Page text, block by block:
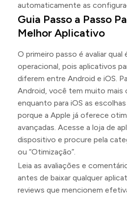
automaticamente as
Guia Passo a Passo
Melhor Aplicativo
O primeiro passo é avaliar qual
operacional, pois aplicativos
diferem entre Android e iOS.
Android, você tem muito mais
enquanto para iOS as
porque a Apple já oferece
avançadas. Acesse a loja de
dispositivo e procure pela
ou “Otimização”.
Leia as avaliações e
antes de baixar qualquer
reviews que mencionem